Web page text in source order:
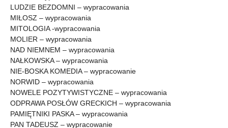
LUDZIE BEZDOMNI – wypracowania
MIŁOSZ – wypracowania
MITOLOGIA -wypracowania
MOLIER – wypracowania
NAD NIEMNEM – wypracowania
NAŁKOWSKA – wypracowania
NIE-BOSKA KOMEDIA – wypracowanie
NORWID – wypracowania
NOWELE POZYTYWISTYCZNE – wypracowania
ODPRAWA POSŁÓW GRECKICH – wypracowania
PAMIĘTNIKI PASKA – wypracowania
PAN TADEUSZ – wypracowanie